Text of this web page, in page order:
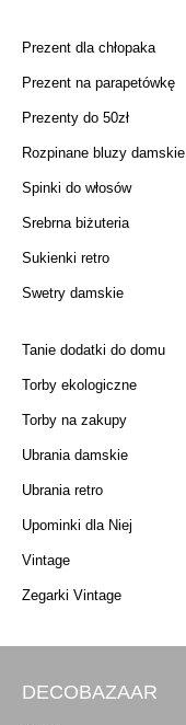
Prezent dla chłopaka
Prezent na parapetówkę
Prezenty do 50zł
Rozpinane bluzy damskie
Spinki do włosów
Srebrna biżuteria
Sukienki retro
Swetry damskie
Tanie dodatki do domu
Torby ekologiczne
Torby na zakupy
Ubrania damskie
Ubrania retro
Upominki dla Niej
Vintage
Zegarki Vintage
DECOBAZAAR